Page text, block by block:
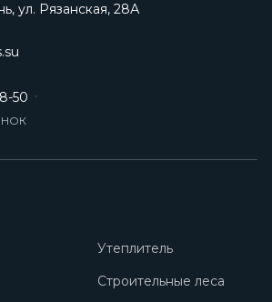
ул. Рязанская, 28А
50
Утеплитель
Строительные леса